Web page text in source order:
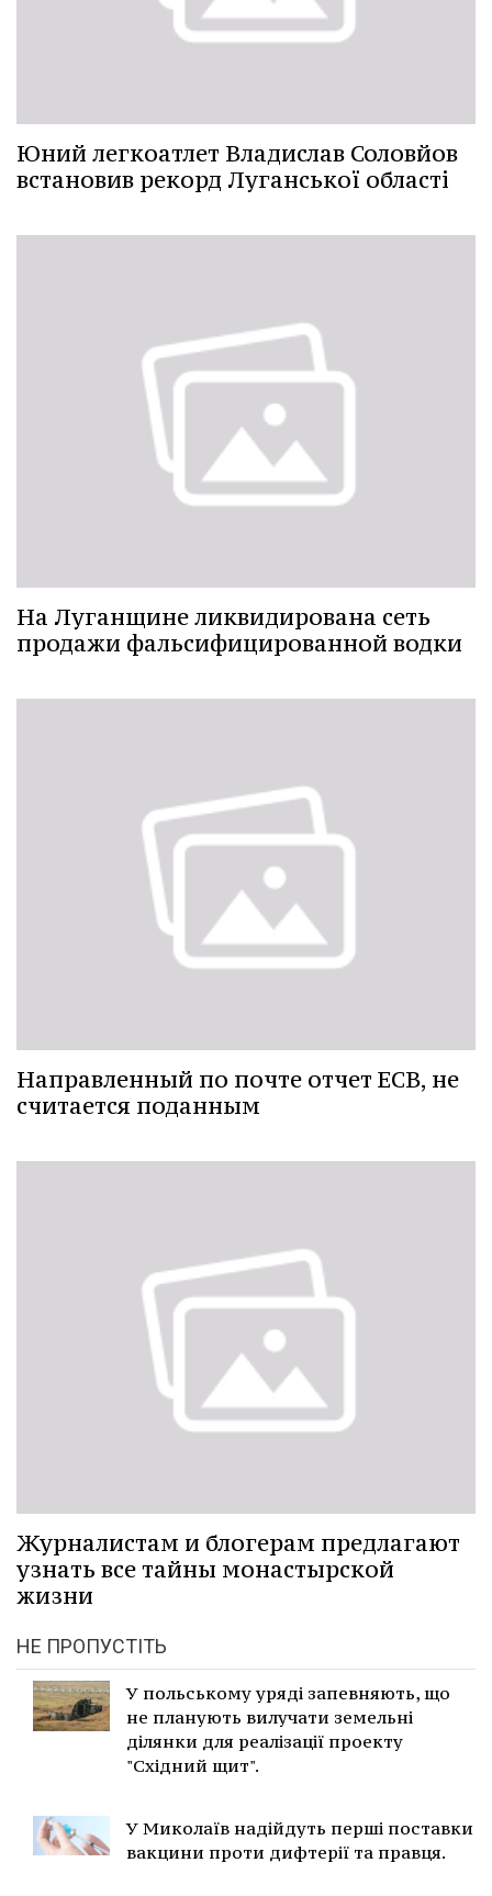
Юний легкоатлет Владислав Соловйов
встановив рекорд Луганської області
На Луганщине ликвидирована сеть
продажи фальсифицированной водки
Направленный по почте отчет ЕСВ, не
считается поданным
Журналистам и блогерам предлагают
узнать все тайны монастырской
жизни
НЕ ПРОПУСТІТЬ
У польському уряді запевняють, що
не планують вилучати земельні
ділянки для реалізації проекту
"Східний щит".
У Миколаїв надійдуть перші поставки
вакцини проти дифтерії та правця.